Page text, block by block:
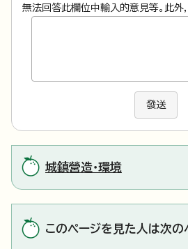
無法回答此欄位中輸入的意見等。此外
發送
城鎮營造・環境
このページを見た人は次の